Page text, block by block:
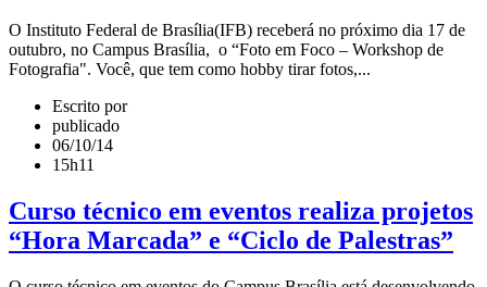
O Instituto Federal de Brasília(IFB) receberá no próximo dia 17 de
outubro, no Campus Brasília, o “Foto em Foco – Workshop de
Fotografia". Você, que tem como hobby tirar fotos,...
Escrito por
publicado
06/10/14
15h11
Curso técnico em eventos realiza projetos
“Hora Marcada” e “Ciclo de Palestras”